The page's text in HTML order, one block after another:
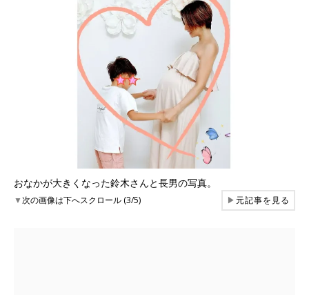
おなかが大きくなった鈴木さんと長男の写真。
▼次の画像は下へスクロール (3/5) ▶元記事を見る